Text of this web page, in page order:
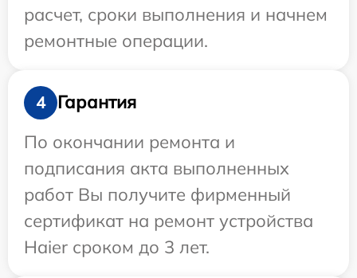
расчет, сроки выполнения и начнем
ремонтные операции.
4
Гарантия
По окончании ремонта и
подписания акта выполненных
работ Вы получите фирменный
сертификат на ремонт устройства
Haier сроком до 3 лет.